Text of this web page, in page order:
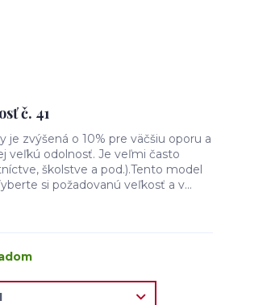
č. 41
zvýšená o 10% pre väčšiu oporu a
veľkú odolnosť. Je veľmi často
školstve a pod.).Tento model
si požadovanú veľkosť a v...